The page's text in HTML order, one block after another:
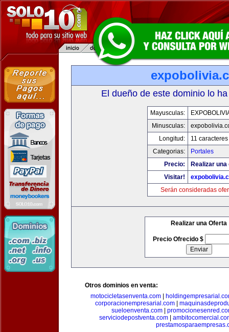
El dueño de este dominio lo
Mayusculas:
Minusculas:
Longitud:
11 caracteres
Categorias:
Portales
Precio:
Realizar
Visitar!
Serán consideradas
Realizar una Oferta
Precio Ofrecido $
Otros dominios en venta:
motocicletasenventa.com
corporacionempresarial.com
sueloenventa.com
serviciodepostventa.com